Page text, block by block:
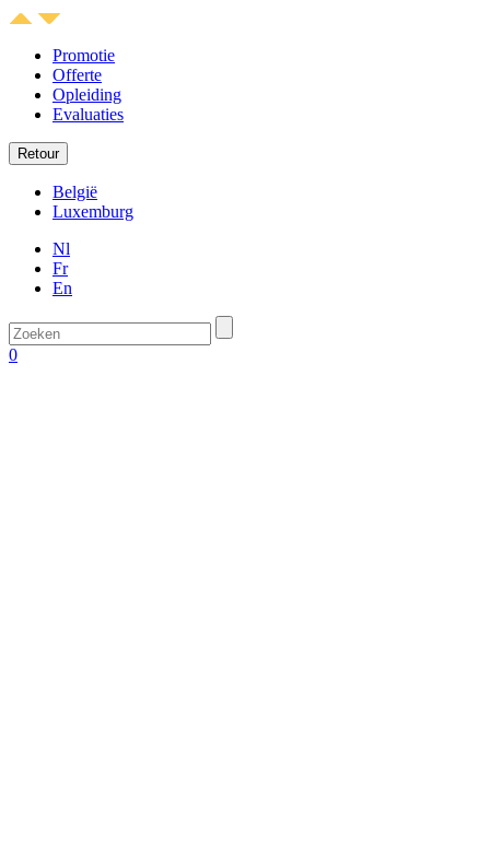
Promotie
Offerte
Opleiding
Evaluaties
Retour
België
Luxemburg
Nl
Fr
En
0